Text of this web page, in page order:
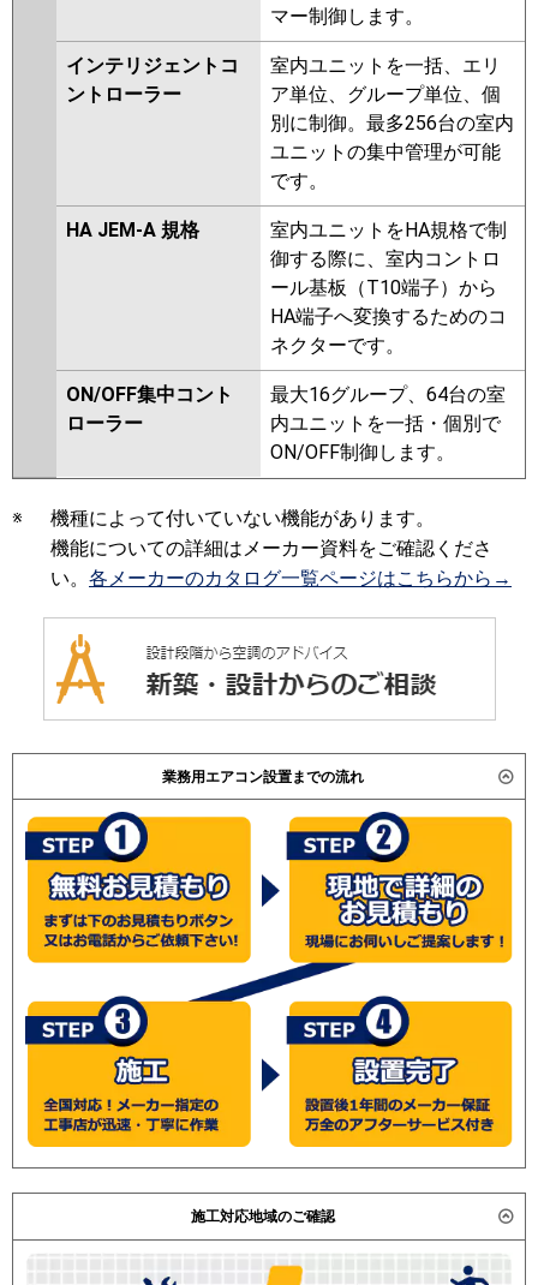
マー制御します。
インテリジェントコ
ントローラー
室内ユニットを一括、エリ
ア単位、グループ単位、個
別に制御。最多256台の室内
ユニットの集中管理が可能
です。
HA JEM-A 規格
室内ユニットをHA規格で制
御する際に、室内コントロ
ール基板（T10端子）から
HA端子へ変換するためのコ
ネクターです。
ON/OFF集中コント
ローラー
最大16グループ、64台の室
内ユニットを一括・個別で
ON/OFF制御します。
※
機種によって付いていない機能があります。
機能についての詳細はメーカー資料をご確認くださ
い。 各メーカーのカタログ一覧ページはこちらから→
業務用エアコン設置までの流れ
施工対応地域のご確認